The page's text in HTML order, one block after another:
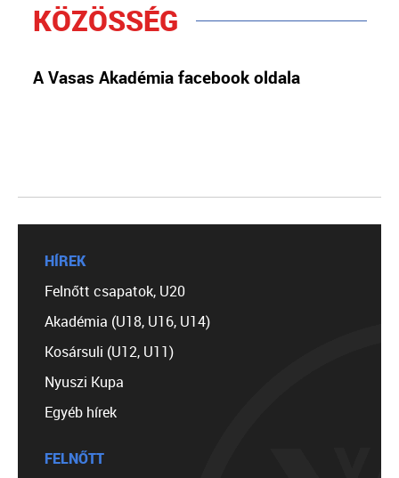
KÖZÖSSÉG
A Vasas Akadémia facebook oldala
HÍREK
Felnőtt csapatok, U20
Akadémia (U18, U16, U14)
Kosársuli (U12, U11)
Nyuszi Kupa
Egyéb hírek
FELNŐTT